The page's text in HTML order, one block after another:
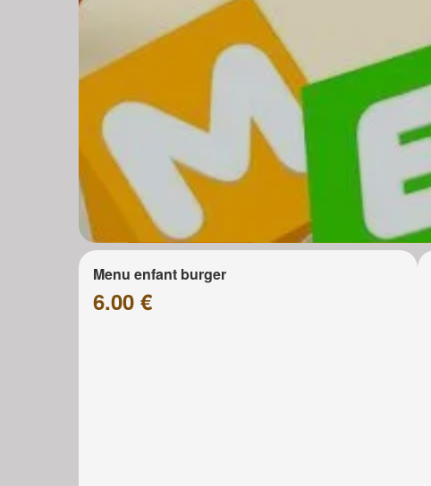
Menu enfant burger
6.00 €